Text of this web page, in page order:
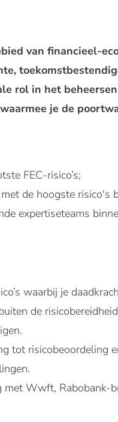
van financieel-
rol in het
je de
FEC-risico’s;
de hoogste risico's
expertiseteams
waarbij je
de
tot risicobeoordeling
Wwft, Rabobank-